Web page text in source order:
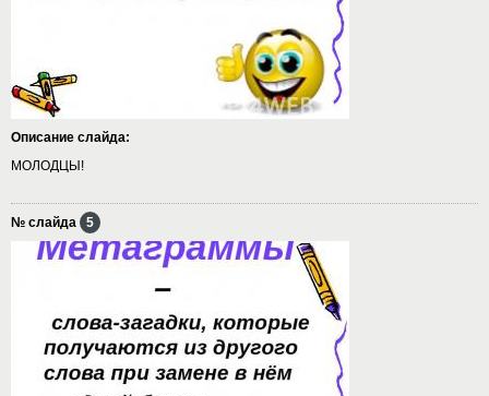
Описание слайда:
МОЛОДЦЫ!
№ слайда 5